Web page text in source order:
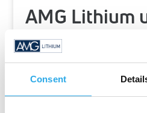
Consent
AMG Lithium
Group
die